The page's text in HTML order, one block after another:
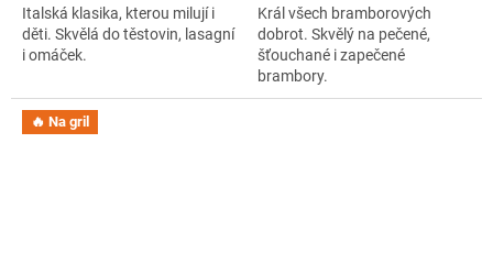
Italská klasika, kterou milují i
děti. Skvělá do těstovin, lasagní
i omáček.
Král všech bramborových
dobrot. Skvělý na pečené,
šťouchané i zapečené
brambory.
🔥 Na gril